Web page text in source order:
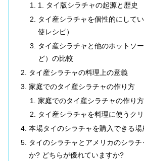
1. タイ版シラチャの起源と歴史
タイ産シラチャを個性的にして
使レシピ）
タイ産シラチャと他のホットソ
ど）の比較
タイ産シラチャの料理上の意義
家庭でのタイ産シラチャの作り方
家庭でのタイ産シラチャの作り方
タイ産シラチャを料理に使うク
本場タイのシラチャを購入できる場
タイのシラチャとアメリカのシラ
か? どちらが優れていますか?